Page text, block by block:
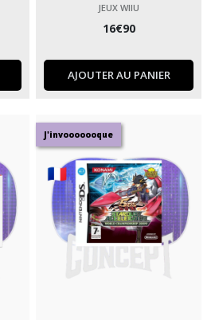
JEUX WIIU
16€90
AJOUTER AU PANIER
J'invooooooque